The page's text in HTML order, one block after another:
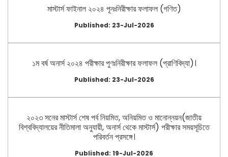
মাস্টার্স ফাইনাল ২০২৪ পূনঃনিরীক্ষার ফলাফল (গণিত)
Published: 23-Jul-2026
১ম বর্ষ অনার্স ২০২৪ পরীক্ষার পুণঃনিরীক্ষার ফলাফল (প্রাণিবিদ্যা)।
Published: 23-Jul-2026
২০২৩ সনের মাস্টার্স শেষ পর্ব নিয়মিত, অনিয়মিত ও মানোন্নয়ন(জাতীয়
বিশ্ববিদ্যালয়ের নীতিমালা অনুযায়ী, অনার্স থেকে মাস্টার্স) পরীক্ষার সময়সূচিতে
পরিবর্তন প্রসঙ্গে।
Published: 19-Jul-2026